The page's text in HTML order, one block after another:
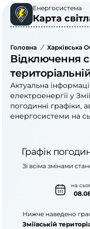
Енергосистема
Карта
Головна / Харківська
Відключення
Актуальна
електроенергії у
погодинні графіки,
енергосистеми на
Графік
на
Зі всіма змінами
Нижче наведено
Зміївській